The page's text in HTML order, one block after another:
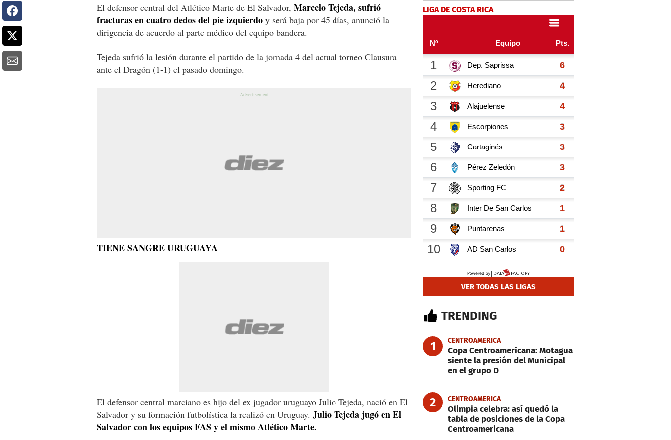
El defensor central del Atlético Marte de El Salvador, Marcelo Tejeda, sufrió
fracturas en cuatro dedos del pie izquierdo y será baja por 45 días, anunció la
dirigencia de acuerdo al parte médico del equipo bandera.
Tejeda sufrió la lesión durante el partido de la jornada 4 del actual torneo Clausura
ante el Dragón (1-1) el pasado domingo.
TIENE SANGRE URUGUAYA
El defensor central marciano es hijo del ex jugador uruguayo Julio Tejeda, nació en El
Salvador y su formación futbolística la realizó en Uruguay. Julio Tejeda jugó en El
Salvador con los equipos FAS y el mismo Atlético Marte.
LIGA DE COSTA RICA
VER TODAS LAS LIGAS
TRENDING
1 CENTROAMERICA
Copa Centroamericana: Motagua
siente la presión del Municipal
en el grupo D
2 CENTROAMERICA
Olimpia celebra: así quedó la
tabla de posiciones de la Copa
Centroamericana